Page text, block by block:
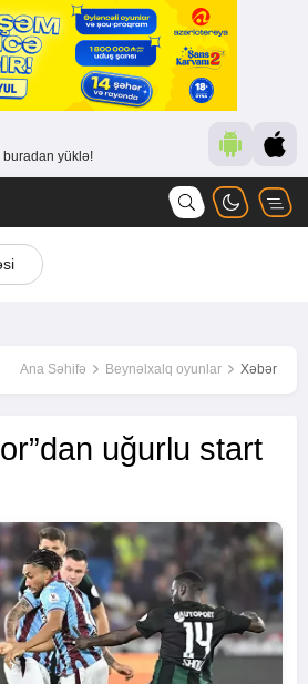
yüklə!
Ana Səhifə Beynəlxalq oyunlar Xəbər
uğurlu start